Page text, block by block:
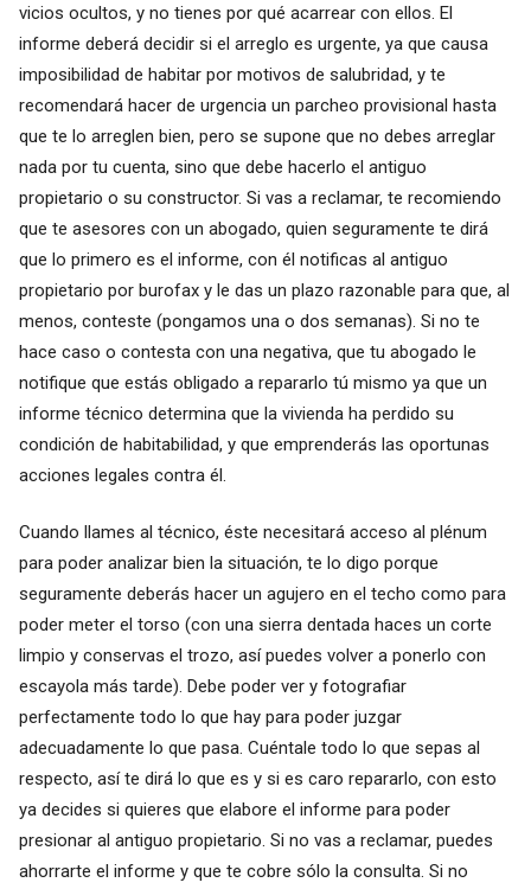
vicios ocultos, y no tienes por qué acarrear con ellos. El
informe deberá decidir si el arreglo es urgente, ya que causa
imposibilidad de habitar por motivos de salubridad, y te
recomendará hacer de urgencia un parcheo provisional hasta
que te lo arreglen bien, pero se supone que no debes arreglar
nada por tu cuenta, sino que debe hacerlo el antiguo
propietario o su constructor. Si vas a reclamar, te recomiendo
que te asesores con un abogado, quien seguramente te dirá
que lo primero es el informe, con él notificas al antiguo
propietario por burofax y le das un plazo razonable para que, al
menos, conteste (pongamos una o dos semanas). Si no te
hace caso o contesta con una negativa, que tu abogado le
notifique que estás obligado a repararlo tú mismo ya que un
informe técnico determina que la vivienda ha perdido su
condición de habitabilidad, y que emprenderás las oportunas
acciones legales contra él.
Cuando llames al técnico, éste necesitará acceso al plénum
para poder analizar bien la situación, te lo digo porque
seguramente deberás hacer un agujero en el techo como para
poder meter el torso (con una sierra dentada haces un corte
limpio y conservas el trozo, así puedes volver a ponerlo con
escayola más tarde). Debe poder ver y fotografiar
perfectamente todo lo que hay para poder juzgar
adecuadamente lo que pasa. Cuéntale todo lo que sepas al
respecto, así te dirá lo que es y si es caro repararlo, con esto
ya decides si quieres que elabore el informe para poder
presionar al antiguo propietario. Si no vas a reclamar, puedes
ahorrarte el informe y que te cobre sólo la consulta. Si no